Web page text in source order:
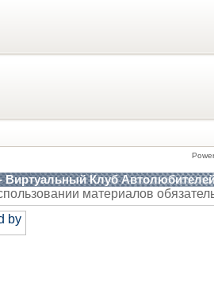
Виртуальный Клуб
материалов